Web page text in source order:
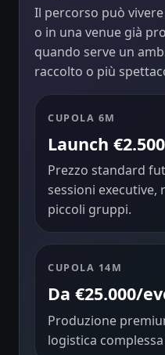
Il percorso può
o in una venue già
quando serve un
raccolto o più
CUPOLA 6M
Launch
Prezzo standard
sessioni executive,
piccoli gruppi.
CUPOLA 14M
Da €25.000/
Produzione
logistica